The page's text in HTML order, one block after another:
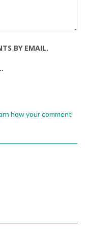
BY EMAIL.
how your comment